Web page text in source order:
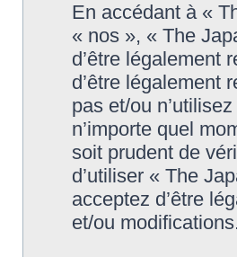
En accédant à «
« nos », « The
d’être légalement
d’être légalement
pas et/ou
n’importe quel
soit prudent de
d’utiliser « The
acceptez d’être
et/ou modifications.